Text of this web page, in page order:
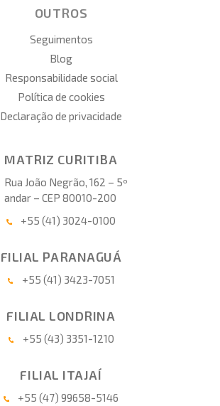
OUTROS
Seguimentos
Blog
Responsabilidade social
Política de cookies
Declaração de privacidade
MATRIZ CURITIBA
Rua João Negrão, 162 – 5º
andar – CEP 80010-200
+55 (41) 3024-0100
FILIAL PARANAGUÁ
+55 (41) 3423-7051
FILIAL LONDRINA
+55 (43) 3351-1210
FILIAL ITAJAÍ
+55 (47) 99658-5146